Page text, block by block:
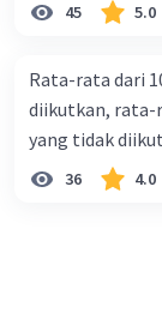
45 5.0
Rata-rata dari
diikutkan, rata-
yang tidak
36 4.0